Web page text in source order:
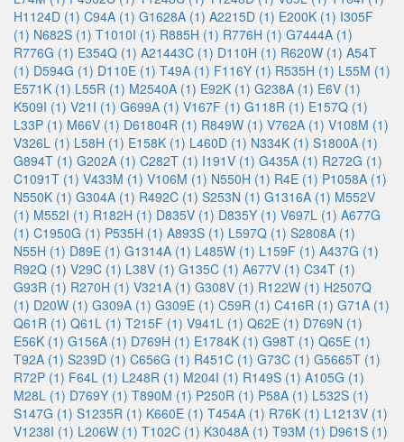
H1124D (1) C94A (1) G1628A (1) A2215D (1) E200K (1) I305F
(1) N682S (1) T1010I (1) R885H (1) R776H (1) G7444A (1)
R776G (1) E354Q (1) A21443C (1) D110H (1) R620W (1) A54T
(1) D594G (1) D110E (1) T49A (1) F116Y (1) R535H (1) L55M (1)
E571K (1) L55R (1) M2540A (1) E92K (1) G238A (1) E6V (1)
K509I (1) V21I (1) G699A (1) V167F (1) G118R (1) E157Q (1)
L33P (1) M66V (1) D61804R (1) R849W (1) V762A (1) V108M (1)
V326L (1) L58H (1) E158K (1) L460D (1) N334K (1) S1800A (1)
G894T (1) G202A (1) C282T (1) I191V (1) G435A (1) R272G (1)
C1091T (1) V433M (1) V106M (1) N550H (1) R4E (1) P1058A (1)
N550K (1) G304A (1) R492C (1) S253N (1) G1316A (1) M552V
(1) M552I (1) R182H (1) D835V (1) D835Y (1) V697L (1) A677G
(1) C1950G (1) P535H (1) A893S (1) L597Q (1) S2808A (1)
N55H (1) D89E (1) G1314A (1) L485W (1) L159F (1) A437G (1)
R92Q (1) V29C (1) L38V (1) G135C (1) A677V (1) C34T (1)
G93R (1) R270H (1) V321A (1) G308V (1) R122W (1) H2507Q
(1) D20W (1) G309A (1) G309E (1) C59R (1) C416R (1) G71A (1)
Q61R (1) Q61L (1) T215F (1) V941L (1) Q62E (1) D769N (1)
E56K (1) G156A (1) D769H (1) E1784K (1) G98T (1) Q65E (1)
T92A (1) S239D (1) C656G (1) R451C (1) G73C (1) G5665T (1)
R72P (1) F64L (1) L248R (1) M204I (1) R149S (1) A105G (1)
M28L (1) D769Y (1) T890M (1) P250R (1) P58A (1) L532S (1)
S147G (1) S1235R (1) K660E (1) T454A (1) R76K (1) L1213V (1)
V1238I (1) L206W (1) T102C (1) K3048A (1) T93M (1) D961S (1)